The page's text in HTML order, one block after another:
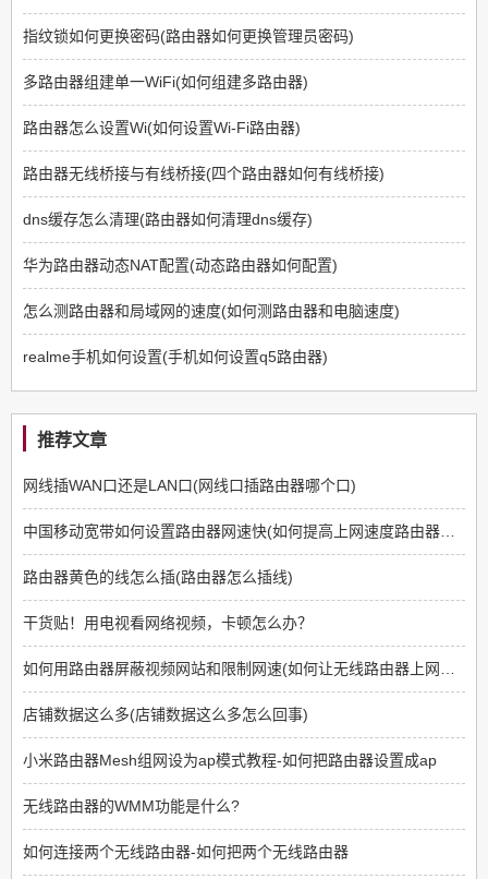
指纹锁如何更换密码(路由器如何更换管理员密码)
多路由器组建单一WiFi(如何组建多路由器)
路由器怎么设置Wi(如何设置Wi-Fi路由器)
路由器无线桥接与有线桥接(四个路由器如何有线桥接)
dns缓存怎么清理(路由器如何清理dns缓存)
华为路由器动态NAT配置(动态路由器如何配置)
怎么测路由器和局域网的速度(如何测路由器和电脑速度)
realme手机如何设置(手机如何设置q5路由器)
推荐文章
网线插WAN口还是LAN口(网线口插路由器哪个口)
路由器黄色的线怎么插(路由器怎么插线)
干货贴！用电视看网络视频，卡顿怎么办？
店铺数据这么多(店铺数据这么多怎么回事)
小米路由器Mesh组网设为ap模式教程-如何把路由器设置成ap
无线路由器的WMM功能是什么?
如何连接两个无线路由器-如何把两个无线路由器